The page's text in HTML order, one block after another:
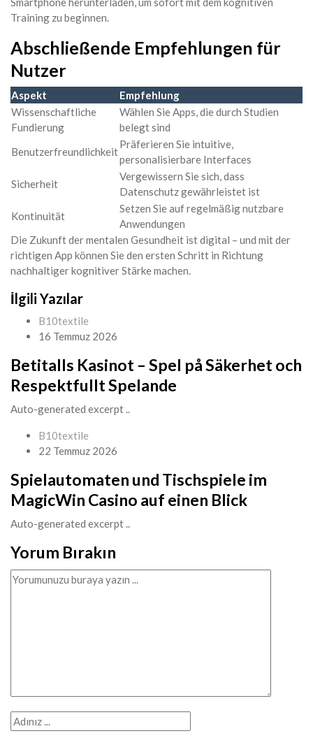
Training zu beginnen.
Abschließende Empfehlungen für
Nutzer
Aspekt
Empfehlung
Wissenschaftliche
Fundierung
Wählen Sie Apps, die durch Studien
belegt sind
Benutzerfreundlichkeit
Präferieren Sie intuitive,
personalisierbare Interfaces
Sicherheit
Vergewissern Sie sich, dass
Datenschutz gewährleistet ist
Kontinuität
Setzen Sie auf regelmäßig nutzbare
Anwendungen
Die Zukunft der mentalen Gesundheit ist digital – und mit der
richtigen App können Sie den ersten Schritt in Richtung
nachhaltiger kognitiver Stärke machen.
İlgili Yazılar
B10textile
16 Temmuz 2026
Betitalls Kasinot – Spel på Säkerhet och
Respektfullt Spelande
Auto-generated excerpt ..
B10textile
22 Temmuz 2026
Spielautomaten und Tischspiele im
MagicWin Casino auf einen Blick
Auto-generated excerpt ..
Yorum Bırakın